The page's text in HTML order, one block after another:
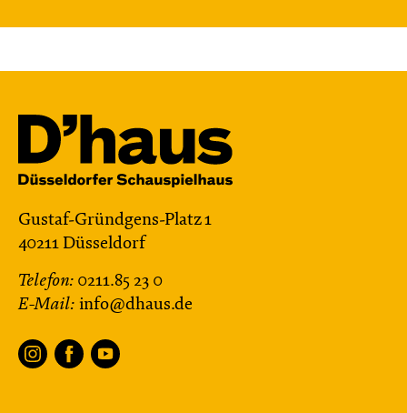
Gustaf-Gründgens-Platz 1
40211 Düsseldorf
Telefon: 0211.85 23 0
E-Mail: info@dhaus.de